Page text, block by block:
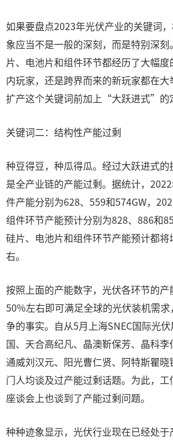
如果要盘点2023年光伏产业的关键词
象应当不是一般的深刻，而是特别深
片、电池片和组件环节都经历了大幅
内玩家，还是跨界而来的新玩家都在
扩产这个关键词前加上“大跃进式”的
关键词二：结构性产能过剩
种豆得豆，种瓜得瓜。经过大跃进式
是全产业链的产能过剩。据统计，
件产能分别为628、559和574GW，
组件环节产能预计分别为828、886和
硅片、电池片和组件环节产能预计都将
右。
按照上面的产能数字，光伏各环节的
50%左右即可满足全球的光伏装机需
争的事实。自从5月上海SNEC国际光
国、天合高纪凡、晶澳靳保芳、晶科李
通威刘汉元、阳光曹仁贤、阿特斯瞿
门人均谈及过产能过剩话题。为此，
座谈会上也谈到了产能过剩问题。
种种迹象显示，光伏行业现在已经处